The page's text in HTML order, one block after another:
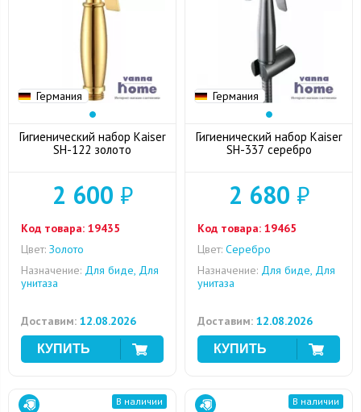
Германия
Гигиенический набор Kaiser
SH-122 золото
2 600 ₽
Код товара: 19435
Цвет: Золото
Назначение: Для биде, Для
унитаза
Доставим: 12.08.2026
Германия
Гигиенический набор Kaiser
SH-337 серебро
2 680 ₽
Код товара: 19465
Цвет: Серебро
Назначение: Для биде, Для
унитаза
Доставим: 12.08.2026
В наличии В наличии